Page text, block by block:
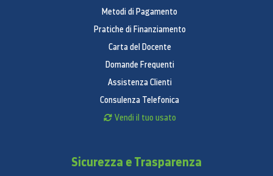
Metodi di Pagamento
Pratiche di Finanziamento
Carta del Docente
Domande Frequenti
Assistenza Clienti
Consulenza Telefonica
Vendi il tuo usato
Sicurezza e Trasparenza